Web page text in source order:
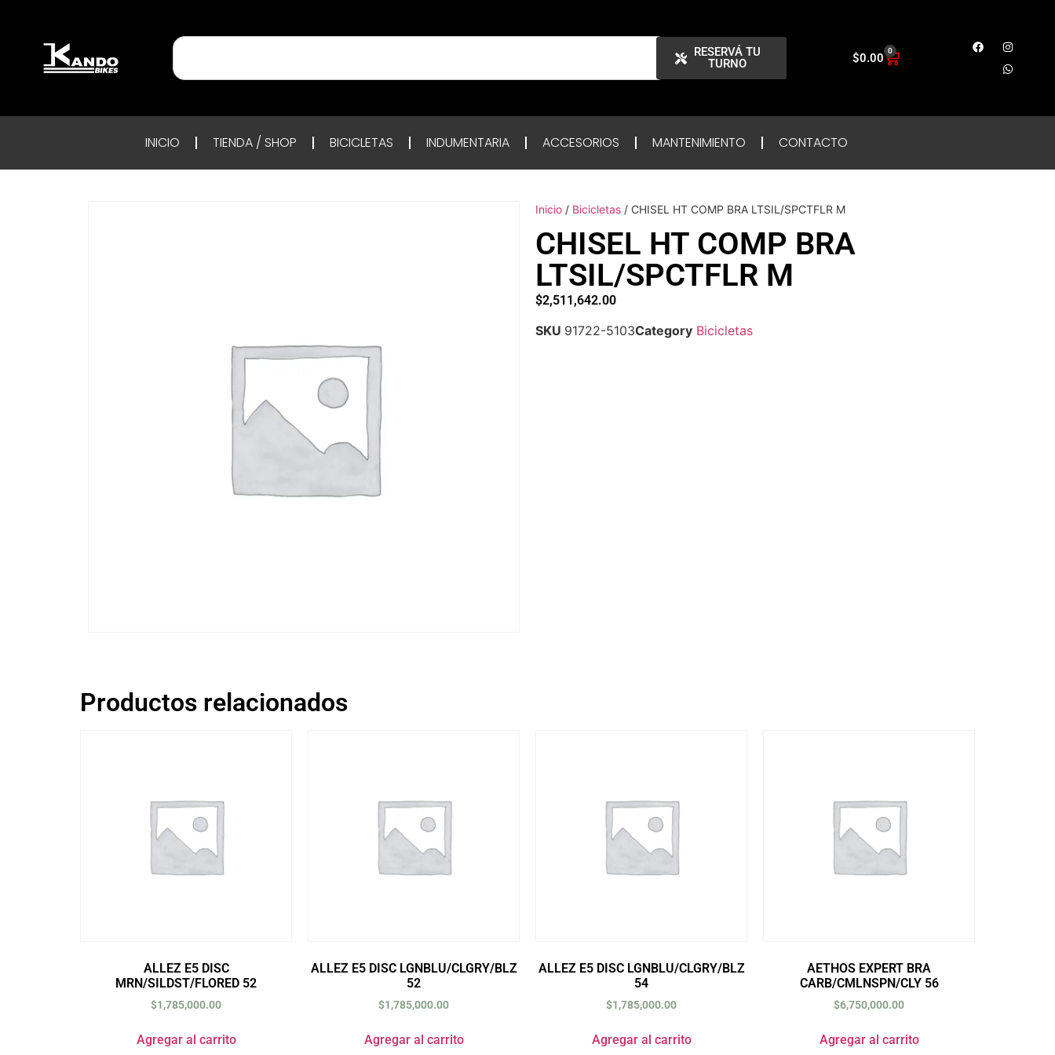
RESERVÁ TU
TURNO
$0.00 0
INICIO TIENDA / SHOP BICICLETAS INDUMENTARIA ACCESORIOS MANTENIMIENTO CONTACTO
Inicio / Bicicletas / CHISEL HT COMP BRA LTSIL/SPCTFLR M
CHISEL HT COMP BRA
LTSIL/SPCTFLR M
$2,511,642.00
SKU 91722-5103Category Bicicletas
Productos relacionados
ALLEZ E5 DISC
MRN/SILDST/FLORED 52
$1,785,000.00
Agregar al carrito
ALLEZ E5 DISC LGNBLU/CLGRY/BLZ
52
$1,785,000.00
Agregar al carrito
ALLEZ E5 DISC LGNBLU/CLGRY/BLZ
54
$1,785,000.00
Agregar al carrito
AETHOS EXPERT BRA
CARB/CMLNSPN/CLY 56
$6,750,000.00
Agregar al carrito